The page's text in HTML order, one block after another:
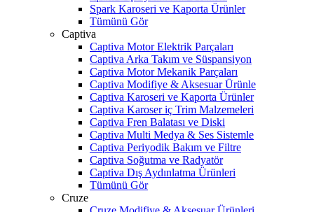
Spark Karoseri ve Kaporta Ürünler
Tümünü Gör
Captiva
Captiva Motor Elektrik Parçaları
Captiva Arka Takım ve Süspansiyon
Captiva Motor Mekanik Parçaları
Captiva Modifiye & Aksesuar Ürünle
Captiva Karoseri ve Kaporta Ürünler
Captiva Karoser iç Trim Malzemeleri
Captiva Fren Balatası ve Diski
Captiva Multi Medya & Ses Sistemle
Captiva Periyodik Bakım ve Filtre
Captiva Soğutma ve Radyatör
Captiva Dış Aydınlatma Ürünleri
Tümünü Gör
Cruze